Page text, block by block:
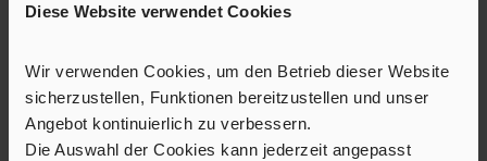
Diese Website verwendet Cookies
Wir verwenden Cookies, um den Betrieb dieser Website
sicherzustellen, Funktionen bereitzustellen und unser
Angebot kontinuierlich zu verbessern.
Die Auswahl der Cookies kann jederzeit angepasst